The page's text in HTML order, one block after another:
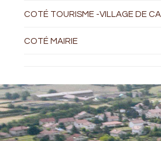
COTÉ TOURISME -VILLAGE DE
COTÉ MAIRIE